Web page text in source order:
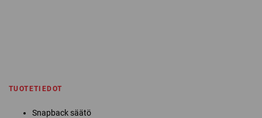
TUOTETIEDOT
Snapback säätö